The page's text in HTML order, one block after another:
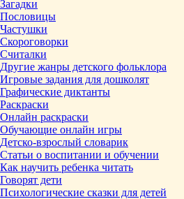
Загадки
Пословицы
Частушки
Скороговорки
Считалки
Другие жанры детского фольклора
Игровые задания для дошколят
Графические диктанты
Раскраски
Онлайн раскраски
Обучающие онлайн игры
Детско-взрослый словарик
Статьи о воспитании и обучении
Как научить ребенка читать
Говорят дети
Психологические сказки для детей